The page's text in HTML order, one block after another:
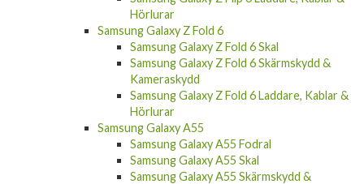
Hörlurar
Samsung Galaxy Z Fold 6
Samsung Galaxy Z Fold 6 Skal
Samsung Galaxy Z Fold 6 Skärmskydd &
Kameraskydd
Samsung Galaxy Z Fold 6 Laddare, Kablar &
Hörlurar
Samsung Galaxy A55
Samsung Galaxy A55 Fodral
Samsung Galaxy A55 Skal
Samsung Galaxy A55 Skärmskydd &